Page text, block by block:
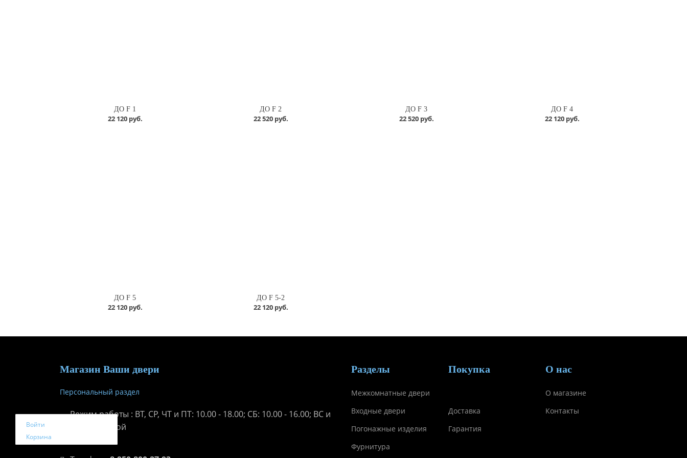
Войти
Корзина
ДО F 1
22 120 руб.
ДО F 2
22 520 руб.
ДО F 3
22 520 руб.
ДО F 4
22 120 руб.
ДО F 5
22 120 руб.
ДО F 5-2
22 120 руб.
Магазин Ваши двери
Персональный раздел
Режим работы : ВТ, СР, ЧТ и ПТ: 10.00 - 18.00; СБ: 10.00 - 16.00; ВС и
ПН: выходной
Разделы
Межкомнатные двери
Входные двери
Погонажные изделия
Фурнитура
Покупка
Доставка
Гарантия
О нас
О магазине
Контакты